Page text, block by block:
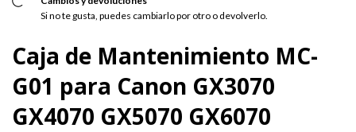
Si no te gusta, puedes cambiarlo por otro o devolverlo.
Caja de Mantenimiento MC-
G01 para Canon GX3070
GX4070 GX5070 GX6070